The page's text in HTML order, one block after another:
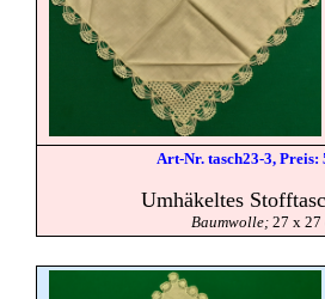
Art-Nr. tasch23-3, Preis:
Umhäkeltes
Baumwolle; 27 x 27